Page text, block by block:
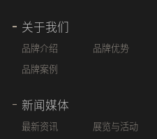
关于我们
品牌介绍
品牌优势
品牌案例
新闻媒体
最新资讯
展览与活动